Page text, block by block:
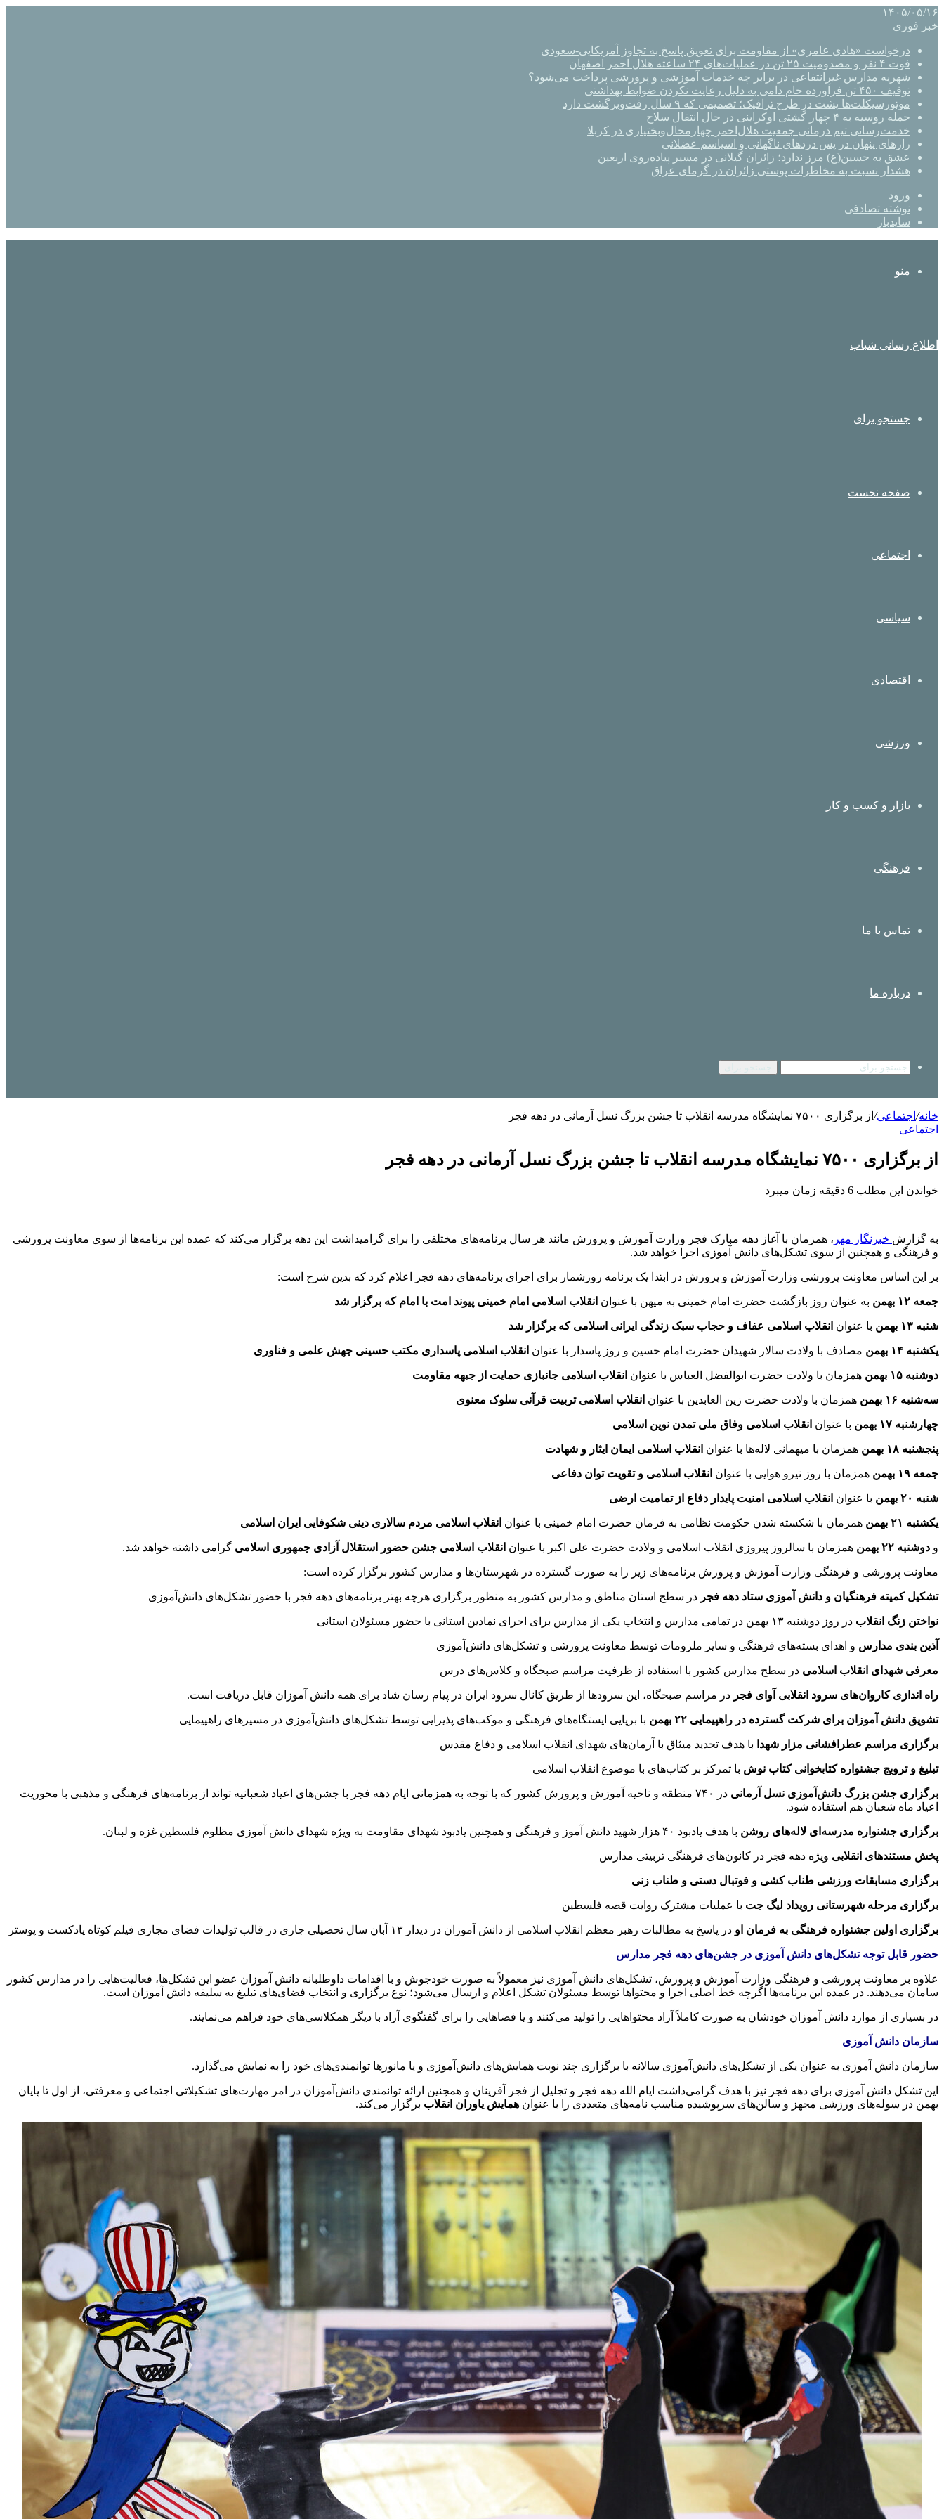
۱۴۰۵/۰۵/۱۶
خبر فوری
درخواست «هادی عامری» از مقاومت برای تعویق پاسخ به تجاوز آمریکایی-سعودی
فوت ۴ نفر و مصدومیت ۲۵ تن در عملیات‌های ۲۴ ساعته هلال احمر اصفهان
شهریه مدارس غیرانتفاعی در برابر چه خدمات آموزشی و پرورشی پرداخت می‌شود؟
توقیف ۴۵۰ تن فرآورده خام دامی به دلیل رعایت نکردن ضوابط بهداشتی
موتورسیکلت‌ها پشت درِ طرح ترافیک؛ تصمیمی که ۹ سال رفت‌وبرگشت دارد
حمله روسیه به ۴ چهار کشتی اوکراینی در حال انتقال سلاح
خدمت‌رسانی تیم درمانی جمعیت هلال‌احمر چهارمحال‌وبختیاری در کربلا
رازهای پنهان در پس دردهای ناگهانی و اسپاسم عضلانی
عشق به حسین(ع) مرز ندارد؛ زائران گیلانی در مسیر پیاده‌روی اربعین
هشدار نسبت به مخاطرات پوستی زائران در گرمای عراق
ورود
نوشته تصادفی
سایدبار
منو
اطلاع رسانی شباب
جستجو برای
صفحه نخست
اجتماعی
سیاسی
اقتصادی
ورزشی
بازار و کسب و کار
فرهنگی
تماس با ما
درباره ما
خانه/ اجتماعی/ از برگزاری ۷۵۰۰ نمایشگاه مدرسه انقلاب تا جشن بزرگ نسل آرمانی در دهه فجر
اجتماعی
از برگزاری ۷۵۰۰ نمایشگاه مدرسه انقلاب تا جشن بزرگ نسل آرمانی در دهه فجر
خواندن این مطلب 6 دقیقه زمان میبرد
به گزارش خبرنگار مهر ، همزمان با آغاز دهه مبارک فجر وزارت آموزش و پرورش مانند هر سال برنامه‌های مختلفی را برای گرامیداشت این دهه برگزار می‌کند که عمده این برنامه‌ها از سوی معاونت پرورشی
و فرهنگی و همچنین از سوی تشکل‌های دانش آموزی اجرا خواهد شد.
بر این اساس معاونت پرورشی وزارت آموزش و پرورش در ابتدا یک برنامه روزشمار برای اجرای برنامه‌های دهه فجر اعلام کرد که بدین شرح است:
جمعه ۱۲ بهمن به عنوان روز بازگشت حضرت امام خمینی به میهن با عنوان انقلاب اسلامی امام خمینی پیوند امت با امام که برگزار شد
شنبه ۱۳ بهمن با عنوان انقلاب اسلامی عفاف و حجاب سبک زندگی ایرانی اسلامی که برگزار شد
یکشنبه ۱۴ بهمن مصادف با ولادت سالار شهیدان حضرت امام حسین و روز پاسدار با عنوان انقلاب اسلامی پاسداری مکتب حسینی جهش علمی و فناوری
دوشنبه ۱۵ بهمن همزمان با ولادت حضرت ابوالفضل العباس با عنوان انقلاب اسلامی جانبازی حمایت از جبهه مقاومت
سه‌شنبه ۱۶ بهمن همزمان با ولادت حضرت زین العابدین با عنوان انقلاب اسلامی تربیت قرآنی سلوک معنوی
چهارشنبه ۱۷ بهمن با عنوان انقلاب اسلامی وفاق ملی تمدن نوین اسلامی
پنجشنبه ۱۸ بهمن همزمان با میهمانی لاله‌ها با عنوان انقلاب اسلامی ایمان ایثار و شهادت
جمعه ۱۹ بهمن همزمان با روز نیرو هوایی با عنوان انقلاب اسلامی و تقویت توان دفاعی
شنبه ۲۰ بهمن با عنوان انقلاب اسلامی امنیت پایدار دفاع از تمامیت ارضی
یکشنبه ۲۱ بهمن همزمان با شکسته شدن حکومت نظامی به فرمان حضرت امام خمینی با عنوان انقلاب اسلامی مردم سالاری دینی شکوفایی ایران اسلامی
و دوشنبه ۲۲ بهمن همزمان با سالروز پیروزی انقلاب اسلامی و ولادت حضرت علی اکبر با عنوان انقلاب اسلامی جشن حضور استقلال آزادی جمهوری اسلامی گرامی داشته خواهد شد.
معاونت پرورشی و فرهنگی وزارت آموزش و پرورش برنامه‌های زیر را به صورت گسترده در شهرستان‌ها و مدارس کشور برگزار کرده است:
تشکیل کمیته فرهنگیان و دانش آموزی ستاد دهه فجر در سطح استان مناطق و مدارس کشور به منظور برگزاری هرچه بهتر برنامه‌های دهه فجر با حضور تشکل‌های دانش‌آموزی
نواختن زنگ انقلاب در روز دوشنبه ۱۳ بهمن در تمامی مدارس و انتخاب یکی از مدارس برای اجرای نمادین استانی با حضور مسئولان استانی
آذین بندی مدارس و اهدای بسته‌های فرهنگی و سایر ملزومات توسط معاونت پرورشی و تشکل‌های دانش‌آموزی
معرفی شهدای انقلاب اسلامی در سطح مدارس کشور با استفاده از ظرفیت مراسم صبحگاه و کلاس‌های درس
راه اندازی کاروان‌های سرود انقلابی آوای فجر در مراسم صبحگاه، این سرودها از طریق کانال سرود ایران در پیام رسان شاد برای همه دانش آموزان قابل دریافت است.
تشویق دانش آموزان برای شرکت گسترده در راهپیمایی ۲۲ بهمن با برپایی ایستگاه‌های فرهنگی و موکب‌های پذیرایی توسط تشکل‌های دانش‌آموزی در مسیرهای راهپیمایی
برگزاری مراسم عطرافشانی مزار شهدا با هدف تجدید میثاق با آرمان‌های شهدای انقلاب اسلامی و دفاع مقدس
تبلیغ و ترویج جشنواره کتابخوانی کتاب نوش با تمرکز بر کتاب‌های با موضوع انقلاب اسلامی
برگزاری جشن بزرگ دانش‌آموزی نسل آرمانی
در ۷۴۰ منطقه و ناحیه آموزش و پرورش کشور که با توجه به همزمانی ایام دهه فجر با جشن‌های اعیاد شعبانیه تواند از برنامه‌های فرهنگی و مذهبی با محوریت
اعیاد ماه شعبان هم استفاده شود.
برگزاری جشنواره مدرسه‌ای لاله‌های روشن با هدف یادبود ۴۰ هزار شهید دانش آموز و فرهنگی و همچنین یادبود شهدای مقاومت به ویژه شهدای دانش آموزی مظلوم فلسطین غزه و لبنان.
پخش مستندهای انقلابی ویژه دهه فجر در کانون‌های فرهنگی تربیتی مدارس
برگزاری مسابقات ورزشی طناب کشی و فوتبال دستی و طناب زنی
برگزاری مرحله شهرستانی رویداد لیگ جت با عملیات مشترک روایت قصه فلسطین
برگزاری اولین جشنواره فرهنگی به فرمان او در پاسخ به مطالبات رهبر معظم انقلاب اسلامی از دانش آموزان در دیدار ۱۳ آبان سال تحصیلی جاری در قالب تولیدات فضای مجازی فیلم کوتاه پادکست و پوستر
حضور قابل توجه تشکل‌های دانش آموزی در جشن‌های دهه فجر مدارس
علاوه بر معاونت پرورشی و فرهنگی وزارت آموزش و پرورش، تشکل‌های دانش آموزی نیز معمولاً به صورت خودجوش و با اقدامات داوطلبانه دانش آموزان عضو این تشکل‌ها، فعالیت‌هایی را در مدارس کشور
سامان می‌دهند. در عمده این برنامه‌ها اگرچه خط اصلی اجرا و محتواها توسط مسئولان تشکل اعلام و ارسال می‌شود؛ نوع برگزاری و انتخاب فضای‌های تبلیغ به سلیقه دانش آموزان است.
در بسیاری از موارد دانش آموزان خودشان به صورت کاملاً آزاد محتواهایی را تولید می‌کنند و یا فضاهایی را برای گفتگوی آزاد با دیگر همکلاسی‌های خود فراهم می‌نمایند.
سازمان دانش آموزی
سازمان دانش آموزی به عنوان یکی از تشکل‌های دانش‌آموزی سالانه با برگزاری چند نوبت همایش‌های دانش‌آموزی و یا مانورها توانمندی‌های خود را به نمایش می‌گذارد.
این تشکل دانش آموزی برای دهه فجر نیز با هدف گرامی‌داشت ایام الله دهه فجر و تجلیل از فجر آفرینان و همچنین ارائه توانمندی دانش‌آموزان در امر مهارت‌های تشکیلاتی اجتماعی و معرفتی، از اول تا پایان
بهمن در سوله‌های ورزشی مجهز و سالن‌های سرپوشیده مناسب نامه‌های متعددی را با عنوان همایش یاوران انقلاب برگزار می‌کند.